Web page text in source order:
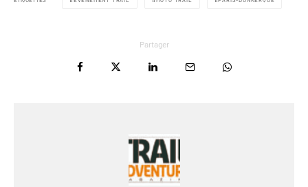
Partager